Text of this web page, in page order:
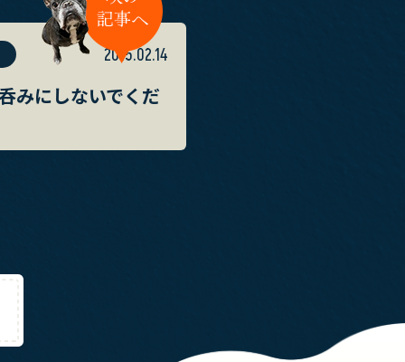
2015.02.14
みにしないでくだ